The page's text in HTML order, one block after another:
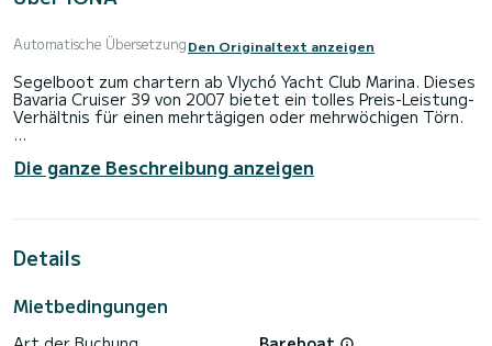
Automatische ÜbersetzungDen Originaltext anzeigen
Segelboot zum chartern ab Vlychó Yacht Club Marina. Dieses
Bavaria Cruiser 39 von 2007 bietet ein tolles Preis-Leistung-
Verhältnis für einen mehrtägigen oder mehrwöchigen Törn.
Kapazität von 6 Personen. Mit einer Gesamtlänge von 11
Metern wird es Ihr perfekter Begleiter sein, um einen
Vlychó Yacht Club Marina zu verbringen.
Für Ihren Komfort verfügt IONA über 2 Toiletten mit Dusche
ausgestattet: Autopilot.
Die ganze Beschreibung anzeigen
Details
Mietbedingungen